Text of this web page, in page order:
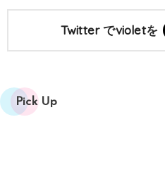
Twitter でvioletを
Pick Up